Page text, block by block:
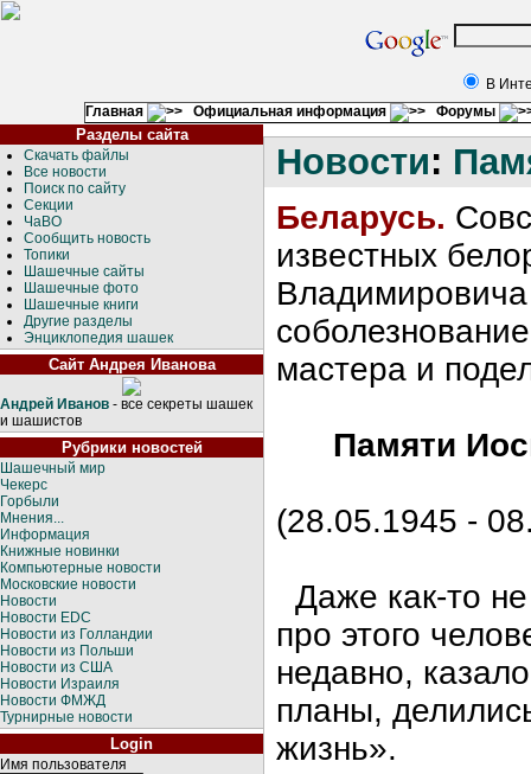
В
Главная
Официальная информация Форумы
Разделы сайта
Скачать файлы
Все новости
Поиск по сайту
Секции
ЧаВО
Сообщить новость
Топики
Шашечные сайты
Шашечные фото
Шашечные книги
Другие разделы
Энциклопедия шашек
Сайт Андрея Иванова
Андрей Иванов - все секреты шашек
и шашистов
Рубрики новостей
Шашечный мир
Чекерс
Горбыли
Мнения...
Информация
Книжные новинки
Компьютерные новости
Московские новости
Новости
Новости EDC
Новости из Голландии
Новости из Польши
Новости из США
Новости Израиля
Новости ФМЖД
Турнирные новости
Login
Имя пользователя
Новости:
Беларусь.
известных
Владимировича
мастера и
Памяти
(28.05.1945 -
Даже как-то
про этого
недавно,
планы,
жизнь».